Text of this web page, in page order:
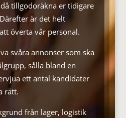
tillgodoräkna er tidigare
är det helt
överta vår personal.
svåra annonser som ska
sålla bland en
ett antal kandidater
rätt.
från lager, logistik